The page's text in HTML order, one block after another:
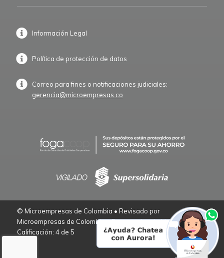
Información Legal
Política de protección de datos
Correo para fines o notificaciones judiciales:
gerencia@microempresas.co
© Microempresas de Colombia • Revisado por
Microempresas de Colombia – Empresarios de Verdad.
Calificación: 4 de 5